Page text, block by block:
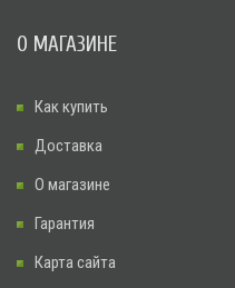
О МАГАЗИНЕ
Как купить
Доставка
О магазине
Гарантия
Карта сайта